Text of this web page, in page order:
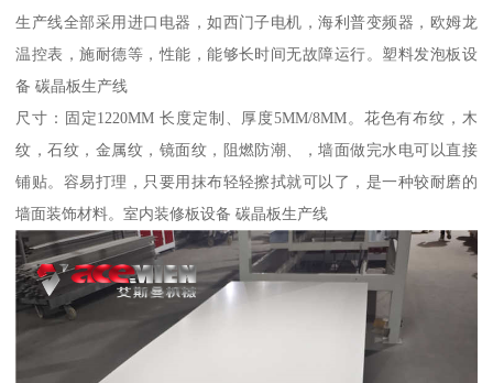
生产线全部采用进口电器，如西门子电机，海利普变频器，欧姆龙
温控表，施耐德等，性能，能够长时间无故障运行。塑料发泡板设
备 碳晶板生产线
尺寸：固定1220MM 长度定制、厚度5MM/8MM。花色有布纹，木
纹，石纹，金属纹，镜面纹，阻燃防潮、，墙面做完水电可以直接
铺贴。容易打理，只要用抹布轻轻擦拭就可以了，是一种较耐磨的
墙面装饰材料。室内装修板设备 碳晶板生产线